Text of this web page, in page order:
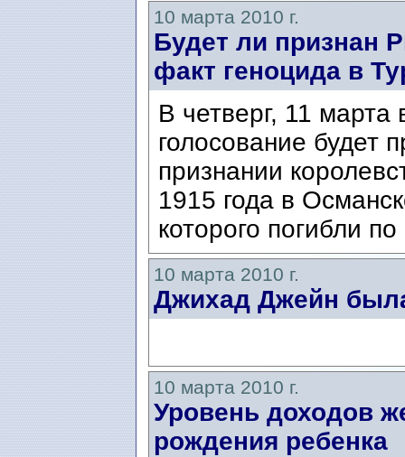
10 марта 2010 г.
Будет ли признан
факт геноцида в
В четверг, 11
голосование будет
признании
1915 года в
которого погибли
10 марта 2010 г.
Джихад Джейн
10 марта 2010 г.
Уровень доходов
рождения ребенка